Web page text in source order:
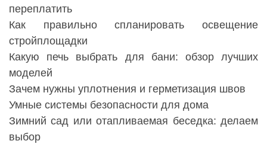
переплатить
Как правильно спланировать освещение
стройплощадки
Какую печь выбрать для бани: обзор лучших
моделей
Зачем нужны уплотнения и герметизация швов
Умные системы безопасности для дома
Зимний сад или отапливаемая беседка: делаем
выбор